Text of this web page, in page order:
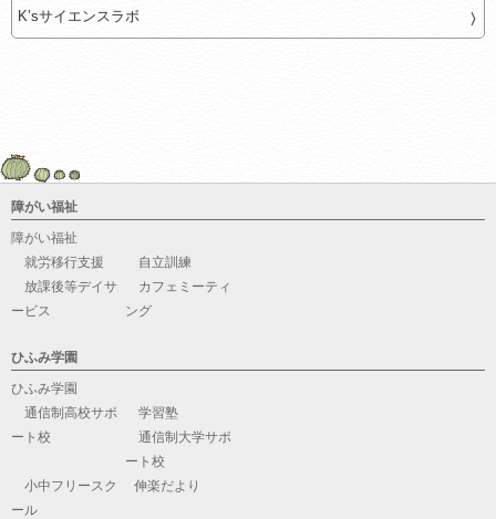
K’sサイエンスラボ
障がい福祉
障がい福祉
就労移行支援
自立訓練
放課後等デイサ
ービス
カフェミーティ
ング
ひふみ学園
ひふみ学園
通信制高校サポ
ート校
学習塾
通信制大学サポ
ート校
小中フリースク
ール
伸楽だより